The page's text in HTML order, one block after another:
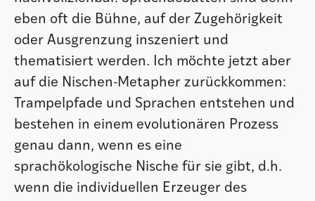
eben oft die Bühne, auf der Zugehörigkeit
oder Ausgrenzung inszeniert und
thematisiert werden. Ich möchte jetzt aber
auf die Nischen-Metapher zurückkommen:
Trampelpfade und Sprachen entstehen und
bestehen in einem evolutionären Prozess
genau dann, wenn es eine
sprachökologische Nische für sie gibt, d.h.
wenn die individuellen Erzeuger des